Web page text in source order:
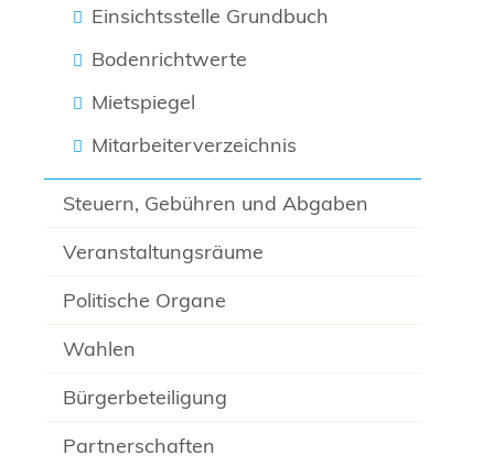
Einsichtsstelle Grundbuch
Bodenrichtwerte
Mietspiegel
Mitarbeiterverzeichnis
Steuern, Gebühren und Abgaben
Veranstaltungsräume
Politische Organe
Wahlen
Bürgerbeteiligung
Partnerschaften